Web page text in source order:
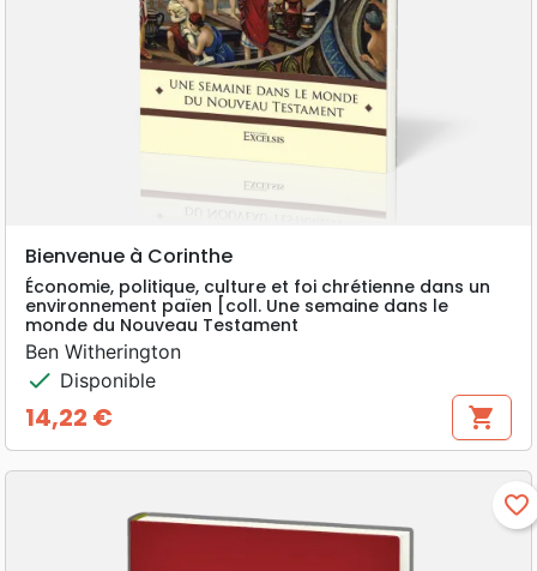
Bienvenue à Corinthe
Économie, politique, culture et foi chrétienne dans un
environnement païen [coll. Une semaine dans le
monde du Nouveau Testament
Ben Witherington
check Disponible
Prix
14,22 € shopping_cart
favorite_border